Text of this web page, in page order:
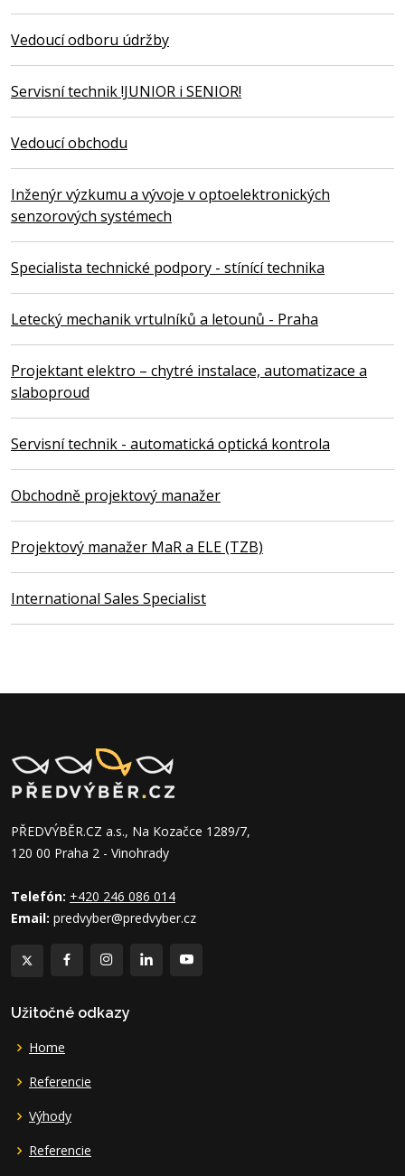
Vedoucí odboru údržby
Servisní technik !JUNIOR i SENIOR!
Vedoucí obchodu
Inženýr výzkumu a vývoje v optoelektronických
senzorových systémech
Specialista technické podpory - stínící technika
Letecký mechanik vrtulníků a letounů - Praha
Projektant elektro – chytré instalace, automatizace a
slaboproud
Servisní technik - automatická optická kontrola
Obchodně projektový manažer
Projektový manažer MaR a ELE (TZB)
International Sales Specialist
PŘEDVÝBĚR.CZ a.s., Na Kozačce 1289/7,
120 00 Praha 2 - Vinohrady
Telefón: +420 246 086 014
Email: predvyber@predvyber.cz
Užitočné odkazy
Home
Referencie
Výhody
Referencie